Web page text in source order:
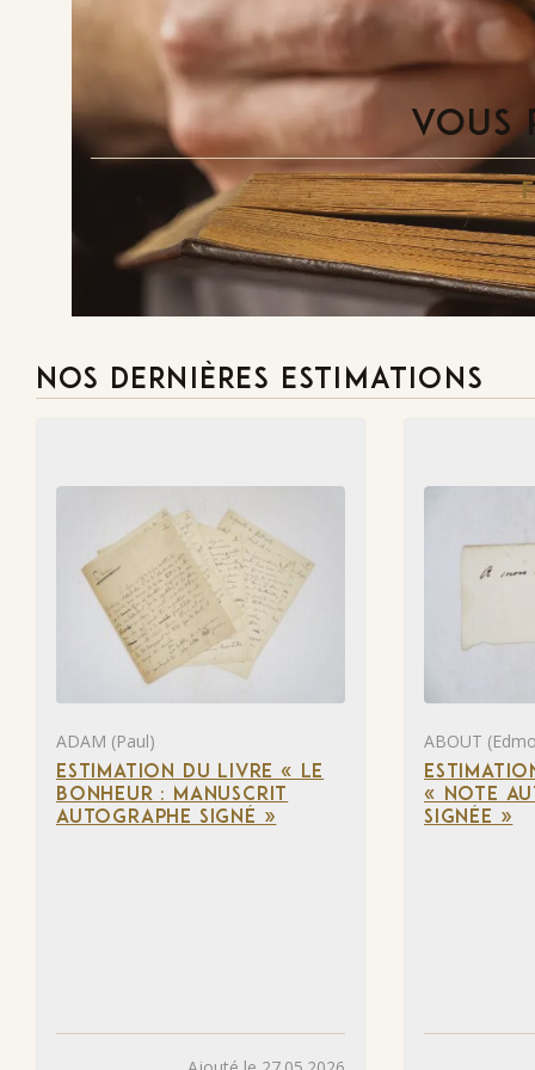
VOUS
NOS DERNIÈRES ESTIMATIONS
ADAM (Paul)
ESTIMATION DU LIVRE « LE
BONHEUR : MANUSCRIT
AUTOGRAPHE SIGNÉ »
ABOUT
« NOTE
SIGNÉE »